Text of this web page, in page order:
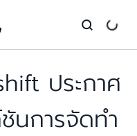
ประกาศ
นการจัดทำ